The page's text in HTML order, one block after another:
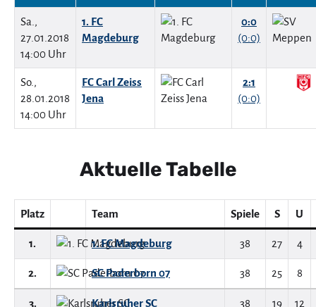
Sa.,
27.01.2018
14:00 Uhr
1. FC
Magdeburg
0:0
(0:0)
So.,
28.01.2018
14:00 Uhr
FC Carl Zeiss
Jena
2:1
(0:0)
Aktuelle Tabelle
Platz Team Spiele S U
1. 1. FC Magdeburg 38 27 4
2. SC Paderborn 07 38 25 8
3. Karlsruher SC 38 19 12